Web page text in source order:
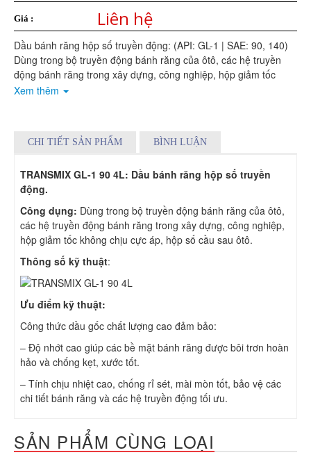
Giá : Liên hệ
Dầu bánh răng hộp số truyền động: (API: GL-1 | SAE: 90, 140)
Dùng trong bộ truyền động bánh răng của ôtô, các hệ truyền
động bánh răng trong xây dựng, công nghiệp, hộp giảm tốc
không chịu cực áp, hộp số cầu sau ôtô.
Xem thêm
CHI TIẾT SẢN PHẨM BÌNH LUẬN
TRANSMIX GL-1 90 4L: Dầu bánh răng hộp số truyền
động.
Công dụng: Dùng trong bộ truyền động bánh răng của ôtô,
các hệ truyền động bánh răng trong xây dựng, công nghiệp,
hộp giảm tốc không chịu cực áp, hộp số cầu sau ôtô.
Thông số kỹ thuật:
Ưu điểm kỹ thuật:
Công thức dầu gốc chất lượng cao đảm bảo:
– Độ nhớt cao giúp các bề mặt bánh răng được bôi trơn hoàn
hảo và chống kẹt, xước tốt.
– Tính chịu nhiệt cao, chống rỉ sét, mài mòn tốt, bảo vệ các
chi tiết bánh răng và các hệ truyền động tối ưu.
SẢN PHẨM CÙNG LOẠI